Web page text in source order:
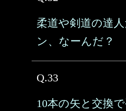
柔道や剣道の達
ン、なーんだ？
Q.33
10本の矢と交換